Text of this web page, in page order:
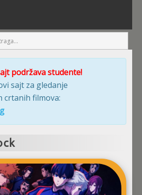
podržava studente!
sajt za gledanje
crtanih filmova: